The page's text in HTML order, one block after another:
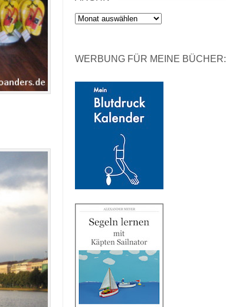
Archiv
WERBUNG FÜR MEINE BÜCHER: